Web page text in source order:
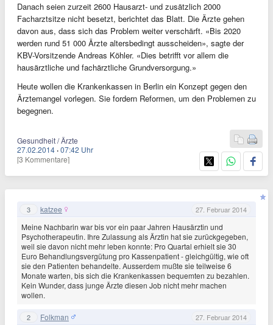
Danach seien zurzeit 2600 Hausarzt- und zusätzlich 2000
Facharztsitze nicht besetzt, berichtet das Blatt. Die Ärzte gehen
davon aus, dass sich das Problem weiter verschärft. «Bis 2020
werden rund 51 000 Ärzte altersbedingt ausscheiden», sagte der
KBV-Vorsitzende Andreas Köhler. «Dies betrifft vor allem die
hausärztliche und fachärztliche Grundversorgung.»
Heute wollen die Krankenkassen in Berlin ein Konzept gegen den
Ärztemangel vorlegen. Sie fordern Reformen, um den Problemen zu
begegnen.
Gesundheit / Ärzte
27.02.2014 ·07:42 Uhr
[3 Kommentare]
3 katzee 27. Februar 2014
Meine Nachbarin war bis vor ein paar Jahren Hausärztin und
Psychotherapeutin. Ihre Zulassung als Ärztin hat sie zurückgegeben,
weil sie davon nicht mehr leben konnte: Pro Quartal erhielt sie 30
Euro Behandlungsvergütung pro Kassenpatient - gleichgültig, wie oft
sie den Patienten behandelte. Ausserdem mußte sie teilweise 6
Monate warten, bis sich die Krankenkassen bequemten zu bezahlen.
Kein Wunder, dass junge Ärzte diesen Job nicht mehr machen
wollen.
2 Folkman 27. Februar 2014